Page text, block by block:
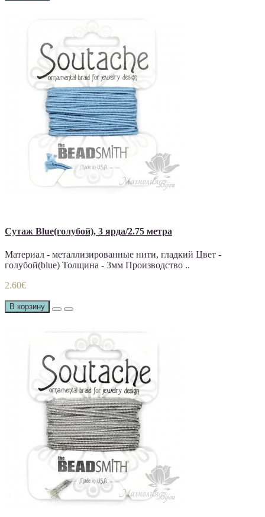
Сутаж Blue(голубой), 3 ярда/2.75 метра
Материал - металлизированные нити, гладкий Цвет -
голубой(blue) Толщина - 3мм Производство ..
2.60€
В корзину